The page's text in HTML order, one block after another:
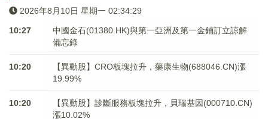
2026年8月10日 星期一 02:34:29
10:27
中國金石(01380.HK)與第一亞洲及第一金鋪訂立諒解
備忘錄
10:20
【異動股】CRO板塊拉升，藥康生物(688046.CN)漲
19.99%
10:20
【異動股】診斷服務板塊拉升，貝瑞基因(000710.CN)
漲10.02%